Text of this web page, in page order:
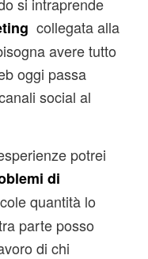
collegata alla
avere tutto
oggi passa
social al
potrei
di
quantità lo
parte posso
di chi